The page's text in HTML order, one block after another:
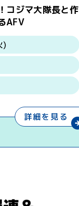
コジマ大隊長と作
AFV
)
詳細を見る